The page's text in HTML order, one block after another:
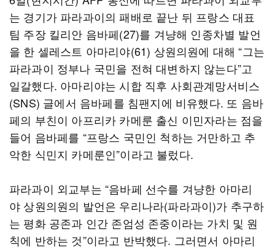
는 경기가 파라과이의 패배로 끝난 뒤 프랑스 대표
팀 주장 킬리안 음바페(27)를 겨냥해 인종차별 발언
을 한 셀레스트 아마리야(61) 상원의원에 대해 “그는
파라과이 정부나 국민을 전혀 대변하지 않는다”고
일갈했다. 아마리야는 시합 직후 사회관계망서비스
(SNS) 글에서 음바페를 침팬지에 비유했다. 또 음바
페의 부친이 아프리카 카메룬 출신 이민자라는 점을
들어 음바페를 “프랑스 국민인 척하는 거만하고 추
악한 식민지 카메룬인”이라고 불렀다.
파라과이 외교부는 “음바페 선수를 겨냥한 아마리
야 상원의원의 발언은 우리나라(파라과이)가 추구하
는 평화 공존과 인간 존엄성 존중이라는 가치 및 원
칙에 반하는 것”이라고 반박했다. 그러면서 아마리